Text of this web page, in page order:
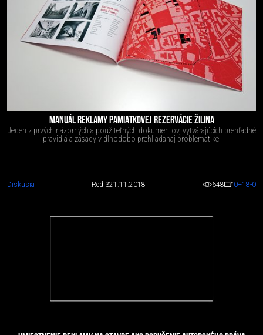
MANUÁL REKLAMY PAMIATKOVEJ REZERVÁCIE ŽILINA
Jeden z prvých názorných a použiteľných dokumentov, vytvárajúcich prehľadné
pravidlá a zásady v dlhodobo prehliadanaj problematike.
Diskusia Red 321.11.2018 648 0+18-0